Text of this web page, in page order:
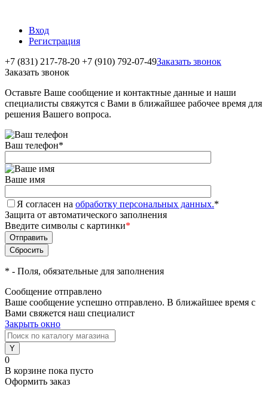
Вход
Регистрация
+7 (831) 217-78-20 +7 (910) 792-07-49Заказать звонок
Заказать звонок
Оставьте Ваше сообщение и контактные данные и наши
специалисты свяжутся с Вами в ближайшее рабочее время для
решения Вашего вопроса.
Ваш телефон*
Ваше имя
Я согласен на обработку персональных данных.*
Защита от автоматического заполнения
Введите символы с картинки*
* - Поля, обязательные для заполнения
Сообщение отправлено
Ваше сообщение успешно отправлено. В ближайшее время с
Вами свяжется наш специалист
Закрыть окно
0
В корзине пока пусто
Оформить заказ